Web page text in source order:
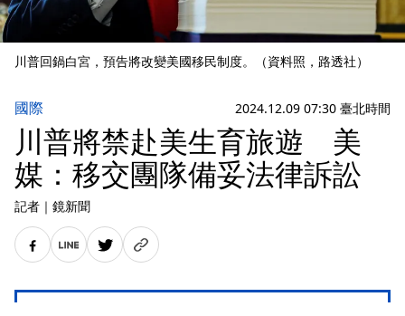
川普回鍋白宮，預告將改變美國移民制度。（資料照，路透社）
國際 2024.12.09 07:30 臺北時間
川普將禁赴美生育旅遊 美
媒：移交團隊備妥法律訴訟
記者 ｜ 鏡新聞